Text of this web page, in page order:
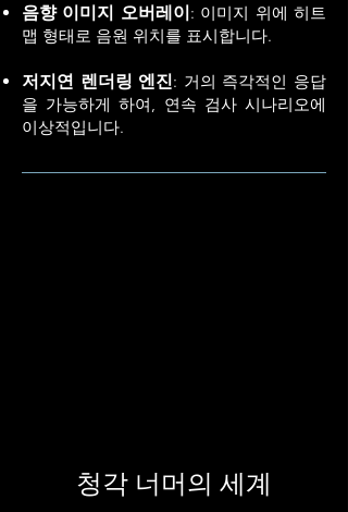
음향 이미지 오버레이: 이미지 위에 히트
맵 형태로 음원 위치를 표시합니다.
저지연 렌더링 엔진: 거의 즉각적인 응답
을 가능하게 하여, 연속 검사 시나리오에
이상적입니다.
청각 너머의 세계